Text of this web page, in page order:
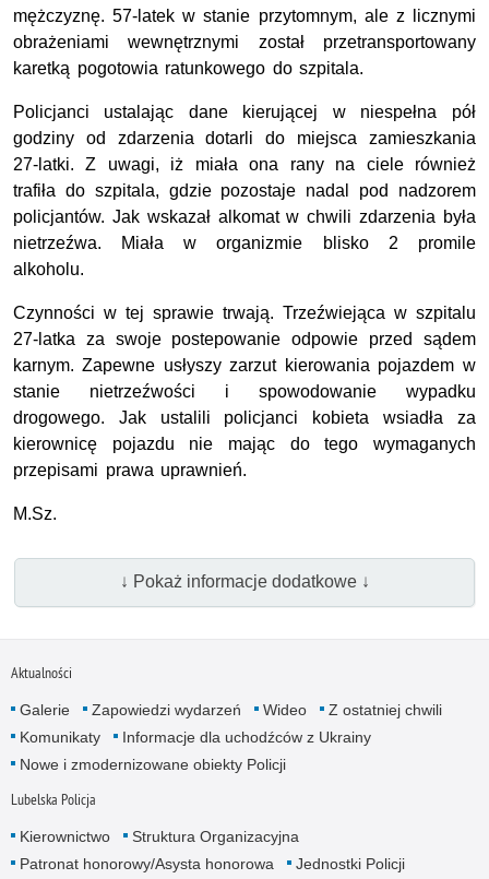
mężczyznę. 57-latek w stanie przytomnym, ale z licznymi
obrażeniami wewnętrznymi został przetransportowany
karetką pogotowia ratunkowego do szpitala.
Policjanci ustalając dane kierującej w niespełna pół
godziny od zdarzenia dotarli do miejsca zamieszkania
27-latki. Z uwagi, iż miała ona rany na ciele również
trafiła do szpitala, gdzie pozostaje nadal pod nadzorem
policjantów. Jak wskazał alkomat w chwili zdarzenia była
nietrzeźwa. Miała w organizmie blisko 2 promile
alkoholu.
Czynności w tej sprawie trwają. Trzeźwiejąca w szpitalu
27-latka za swoje postepowanie odpowie przed sądem
karnym. Zapewne usłyszy zarzut kierowania pojazdem w
stanie nietrzeźwości i spowodowanie wypadku
drogowego. Jak ustalili policjanci kobieta wsiadła za
kierownicę pojazdu nie mając do tego wymaganych
przepisami prawa uprawnień.
M.Sz.
↓ Pokaż informacje dodatkowe ↓
Aktualności
Galerie Zapowiedzi wydarzeń Wideo
Z ostatniej chwili
Komunikaty
Informacje dla uchodźców z Ukrainy
Nowe i zmodernizowane obiekty Policji
Lubelska Policja
Kierownictwo
Struktura Organizacyjna
Patronat honorowy/Asysta honorowa
Jednostki Policji